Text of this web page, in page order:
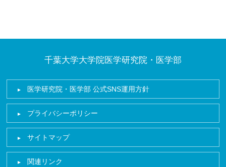
千葉大学大学院医学研究院・医学部
医学研究院・医学部 公式SNS運用方針
プライバシーポリシー
サイトマップ
関連リンク